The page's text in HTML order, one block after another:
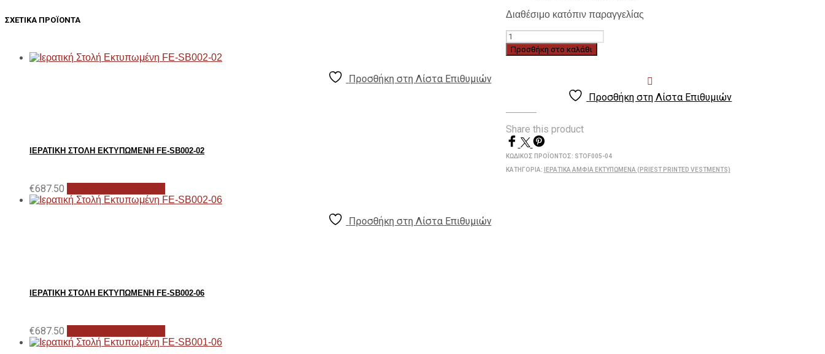
Διαθέσιμο κατόπιν παραγγελίας
Ιερατική
Στολή
Με
Προσθήκη στο καλάθι
Προσθήκη στη Λίστα Επιθυμιών
Share this product
ΚΩΔΙΚΌΣ ΠΡΟΪΌΝΤΟΣ: STOF005-04
ΚΑΤΗΓΟΡΊΑ:
ΙΕΡΑΤΙΚΆ ΆΜΦΙΑ ΕΚΤΥΠΩΜΈΝΑ (PRIEST PRINTED VESTMENTS)
ΣΧΕΤΙΚΆ ΠΡΟΪΌΝΤΑ
Προσθήκη στη Λίστα Επιθυμιών
ΙΕΡΑΤΙΚΉ ΣΤΟΛΉ ΕΚΤΥΠΩΜΈΝΗ FE-SB002-02
€687.50
Προσθήκη στη Λίστα Επιθυμιών
ΙΕΡΑΤΙΚΉ ΣΤΟΛΉ ΕΚΤΥΠΩΜΈΝΗ FE-SB002-06
€687.50